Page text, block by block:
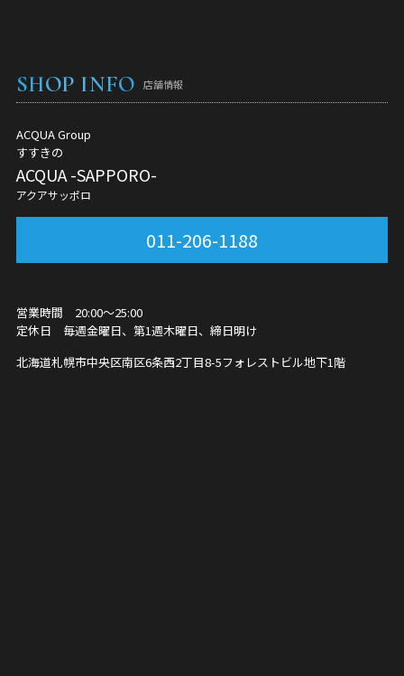
SHOP INFO 店舗情報
ACQUA Group
すすきの
ACQUA -SAPPORO-
アクアサッポロ
011-206-1188
営業時間 20:00～25:00
定休日 毎週金曜日、第1週木曜日、締日明け
北海道札幌市中央区南区6条西2丁目8-5フォレストビル地下1階